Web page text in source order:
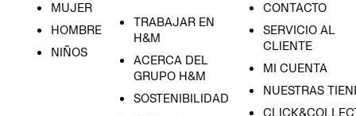
MUJER
HOMBRE
NIÑOS
TRABAJAR EN
H&M
ACERCA DEL
GRUPO H&M
SOSTENIBILIDAD
CONTACTO
SERVICIO AL
CLIENTE
MI CUENTA
NUESTRAS